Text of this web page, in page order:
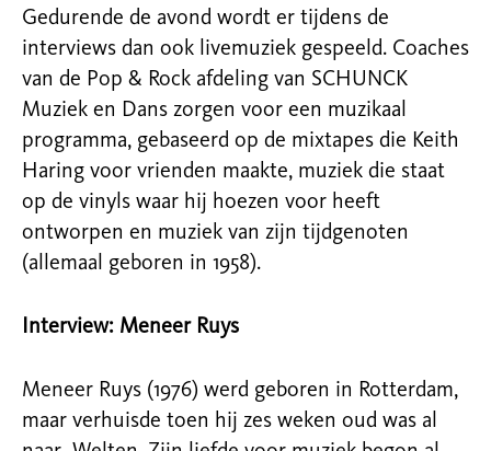
Gedurende de avond wordt er tijdens de
interviews dan ook livemuziek gespeeld. Coaches
van de Pop & Rock afdeling van SCHUNCK
Muziek en Dans zorgen voor een muzikaal
programma, gebaseerd op de mixtapes die Keith
Haring voor vrienden maakte, muziek die staat
op de vinyls waar hij hoezen voor heeft
ontworpen en muziek van zijn tijdgenoten
(allemaal geboren in 1958).
Interview: Meneer Ruys
Meneer Ruys (1976) werd geboren in Rotterdam,
maar verhuisde toen hij zes weken oud was al